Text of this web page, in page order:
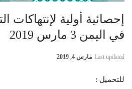
إحصائية أولية
في اليمن 3 مارس 2019
Last updated مارس 4, 2019
للتحميل :